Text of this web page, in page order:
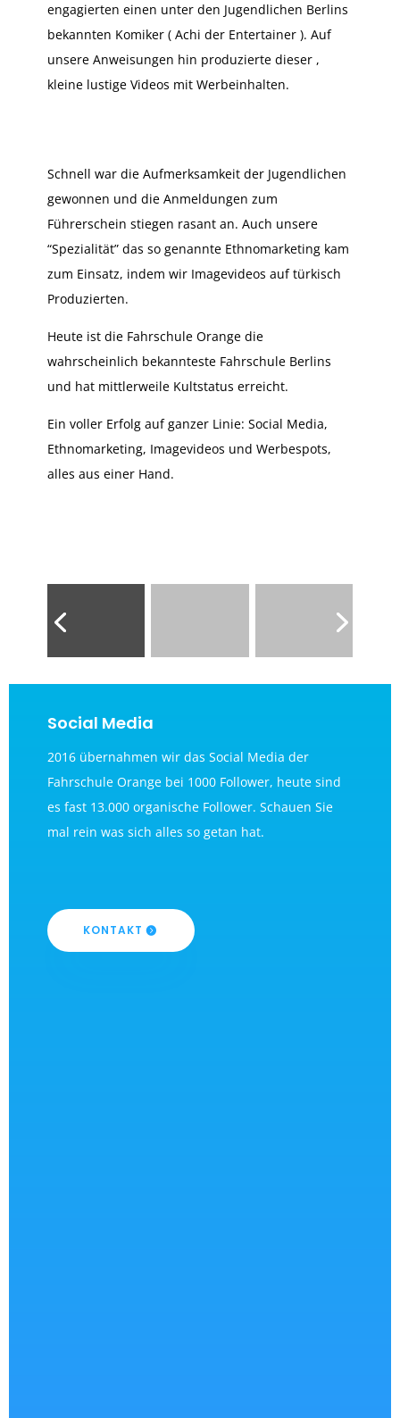
engagierten einen unter den Jugendlichen Berlins
bekannten Komiker ( Achi der Entertainer ). Auf
unsere Anweisungen hin produzierte dieser ,
kleine lustige Videos mit Werbeinhalten.
Schnell war die Aufmerksamkeit der Jugendlichen
gewonnen und die Anmeldungen zum
Führerschein stiegen rasant an. Auch unsere
“Spezialität” das so genannte Ethnomarketing kam
zum Einsatz, indem wir Imagevideos auf türkisch
Produzierten.
Heute ist die Fahrschule Orange die
wahrscheinlich bekannteste Fahrschule Berlins
und hat mittlerweile Kultstatus erreicht.
Ein voller Erfolg auf ganzer Linie: Social Media,
Ethnomarketing, Imagevideos und Werbespots,
alles aus einer Hand.
Social Media
2016 übernahmen wir das Social Media der
Fahrschule Orange bei 1000 Follower, heute sind
es fast 13.000 organische Follower. Schauen Sie
mal rein was sich alles so getan hat.
KONTAKT